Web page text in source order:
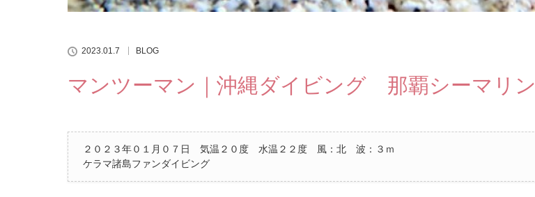
2023.01.7 BLOG
マンツーマン｜沖縄ダイビング 那覇シーマリン
２０２３年０１月０７日 気温２０度 水温２２度 風：北 波：３ｍ
ケラマ諸島ファンダイビング